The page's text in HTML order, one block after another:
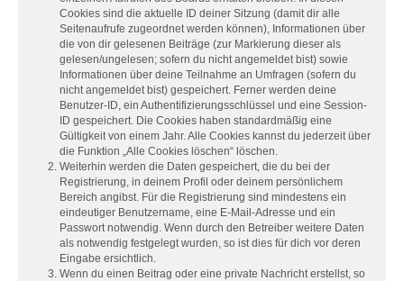
Cookies sind die aktuelle ID deiner Sitzung (damit dir alle
Seitenaufrufe zugeordnet werden können), Informationen über
die von dir gelesenen Beiträge (zur Markierung dieser als
gelesen/ungelesen; sofern du nicht angemeldet bist) sowie
Informationen über deine Teilnahme an Umfragen (sofern du
nicht angemeldet bist) gespeichert. Ferner werden deine
Benutzer-ID, ein Authentifizierungsschlüssel und eine Session-
ID gespeichert. Die Cookies haben standardmäßig eine
Gültigkeit von einem Jahr. Alle Cookies kannst du jederzeit über
die Funktion „Alle Cookies löschen“ löschen.
Weiterhin werden die Daten gespeichert, die du bei der
Registrierung, in deinem Profil oder deinem persönlichem
Bereich angibst. Für die Registrierung sind mindestens ein
eindeutiger Benutzername, eine E-Mail-Adresse und ein
Passwort notwendig. Wenn durch den Betreiber weitere Daten
als notwendig festgelegt wurden, so ist dies für dich vor deren
Eingabe ersichtlich.
Wenn du einen Beitrag oder eine private Nachricht erstellst, so